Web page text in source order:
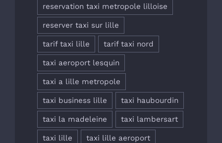
reservation taxi metropole lilloise
reserver taxi sur lille
tarif taxi lille tarif taxi nord
taxi aeroport lesquin
taxi a lille metropole
taxi business lille taxi haubourdin
taxi la madeleine taxi lambersart
taxi lille taxi lille aeroport